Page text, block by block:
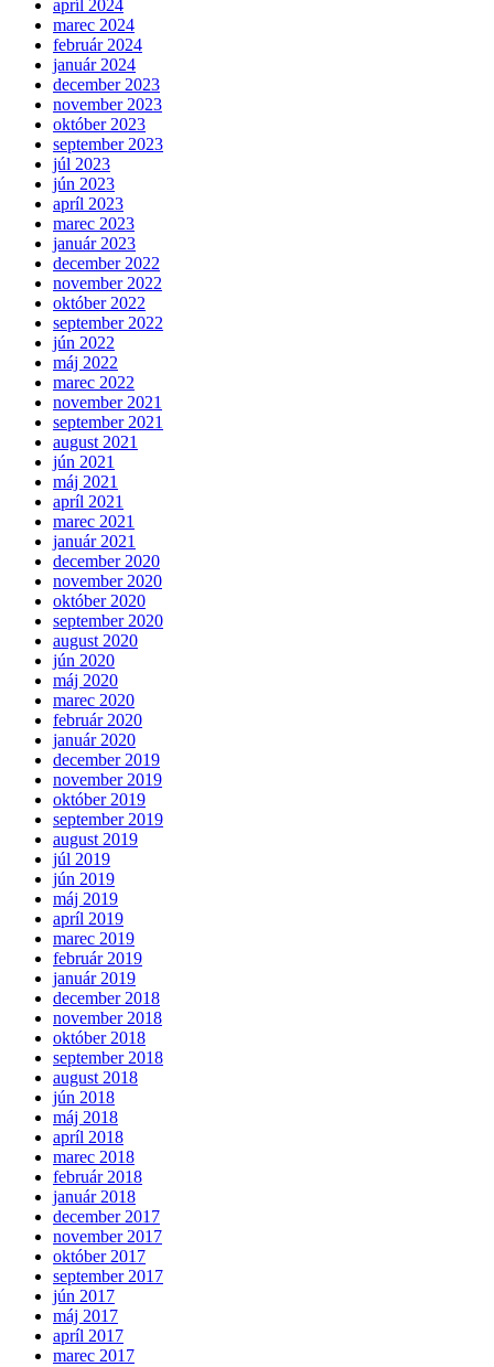
apríl 2024
marec 2024
február 2024
január 2024
december 2023
november 2023
október 2023
september 2023
júl 2023
jún 2023
apríl 2023
marec 2023
január 2023
december 2022
november 2022
október 2022
september 2022
jún 2022
máj 2022
marec 2022
november 2021
september 2021
august 2021
jún 2021
máj 2021
apríl 2021
marec 2021
január 2021
december 2020
november 2020
október 2020
september 2020
august 2020
jún 2020
máj 2020
marec 2020
február 2020
január 2020
december 2019
november 2019
október 2019
september 2019
august 2019
júl 2019
jún 2019
máj 2019
apríl 2019
marec 2019
február 2019
január 2019
december 2018
november 2018
október 2018
september 2018
august 2018
jún 2018
máj 2018
apríl 2018
marec 2018
február 2018
január 2018
december 2017
november 2017
október 2017
september 2017
jún 2017
máj 2017
apríl 2017
marec 2017